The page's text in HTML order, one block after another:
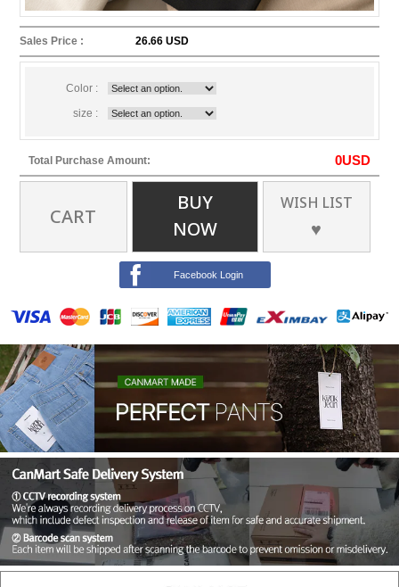
Sales Price : 26.66 USD
Color :
size :
Total Purchase Amount: 0USD
CART
BUY
NOW
WISH LIST
♥
Facebook Login